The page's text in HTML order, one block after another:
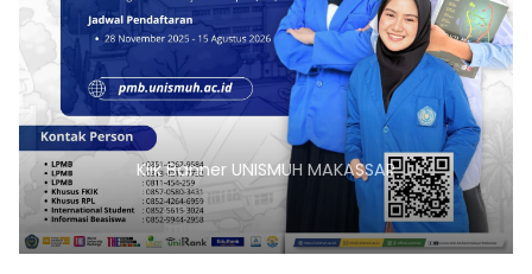
Klik Banner UNISMUH MAKASSAR